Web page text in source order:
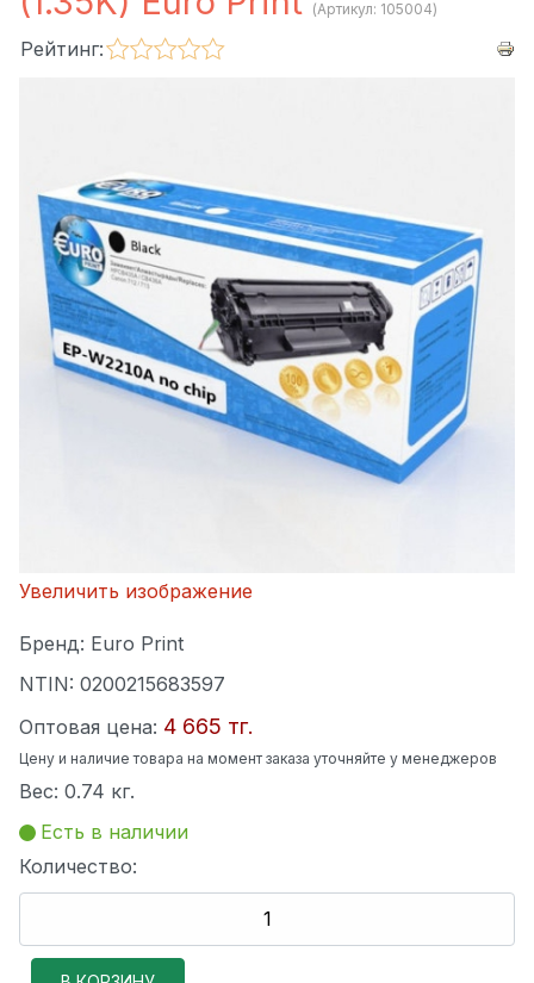
(Артикул: 105004)
Рейтинг:
Увеличить изображение
Бренд: Euro Print
NTIN: 0200215683597
Оптовая цена: 4 665 тг.
Цену и наличие товара на момент заказа уточняйте у менеджеров
Вес: 0.74 кг.
Есть в наличии
Количество: